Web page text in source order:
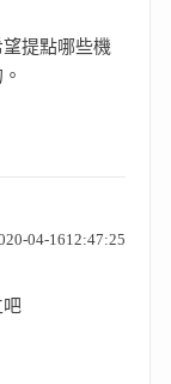
提點哪些機
04-1612:47:25
吧